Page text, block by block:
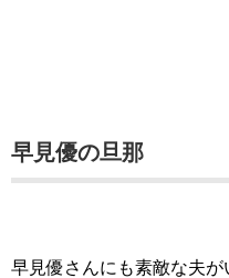
早見優の旦那
早見優さんにも素敵な夫が